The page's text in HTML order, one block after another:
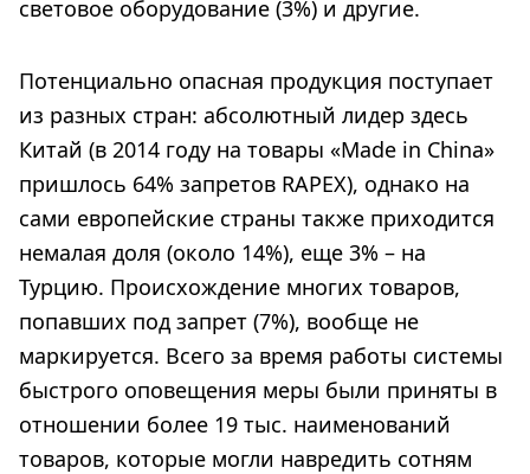
световое оборудование (3%) и другие.
Потенциально опасная продукция поступает
из разных стран: абсолютный лидер здесь
Китай (в 2014 году на товары «Made in China»
пришлось 64% запретов RAPEX), однако на
сами европейские страны также приходится
немалая доля (около 14%), еще 3% – на
Турцию. Происхождение многих товаров,
попавших под запрет (7%), вообще не
маркируется. Всего за время работы системы
быстрого оповещения меры были приняты в
отношении более 19 тыс. наименований
товаров, которые могли навредить сотням